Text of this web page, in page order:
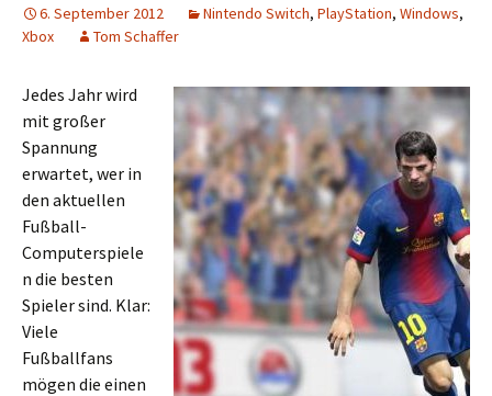
6. September 2012 Nintendo Switch, PlayStation, Windows,
Xbox
Tom Schaffer
Jedes Jahr wird
mit großer
Spannung
erwartet, wer in
den aktuellen
Fußball-
Computerspiele
n die besten
Spieler sind. Klar:
Viele
Fußballfans
mögen die einen